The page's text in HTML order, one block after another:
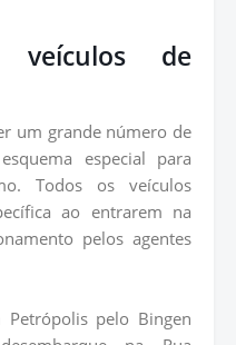
veículos de
um grande número de
especial para
Todos os veículos
ao entrarem na
pelos agentes
Petrópolis pelo Bingen